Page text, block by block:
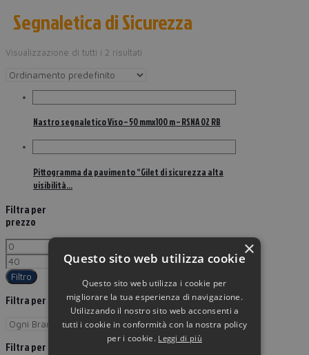
Segnaletica di Sicurezza
Visualizzazione di tutti i 2 risultati
Nastro segnaletico Viso – 50 mmx100 m – RSNA 02 RB
Pittogramma da pavimento “Gilet di sicurezza alta
visibilità…
Filtra per
prezzo
Filtro
Filtra per Brand
Filtra per
×
Questo sito web utilizza cookie
Questo sito web utilizza i cookie per
migliorare la tua esperienza di navigazione.
Utilizzando il nostro sito web acconsenti a
tutti i cookie in conformità con la nostra policy
per i cookie. Leggi di più